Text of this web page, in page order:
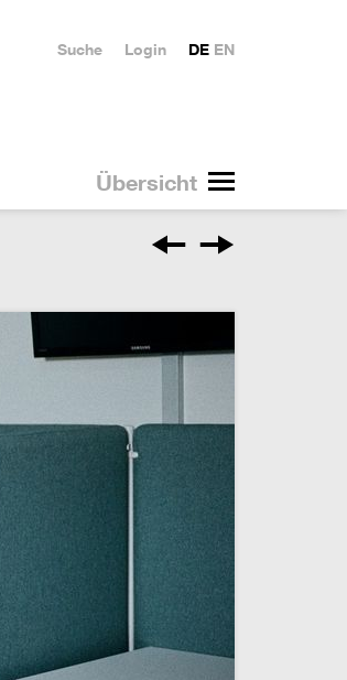
Übersicht
DE EN
Login
Suche